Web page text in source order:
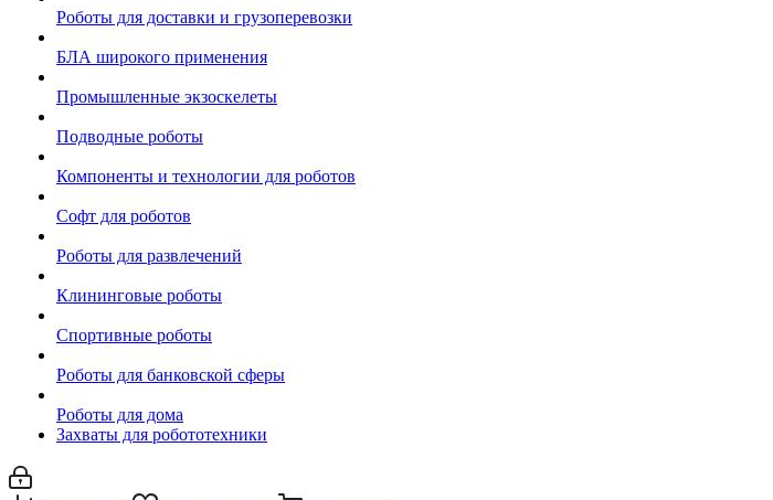
Роботы для доставки и грузоперевозки
БЛА широкого применения
Промышленные экзоскелеты
Подводные роботы
Компоненты и технологии для роботов
Софт для роботов
Роботы для развлечений
Клининговые роботы
Спортивные роботы
Роботы для банковской сферы
Роботы для дома
Захваты для робототехники